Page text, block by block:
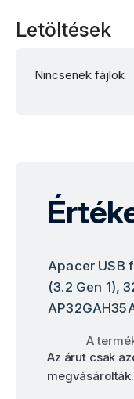
Letöltések
Nincsenek fájlok
Apacer USB
(3.2 Gen 1),
A
Az árut csak
megvásárolták.